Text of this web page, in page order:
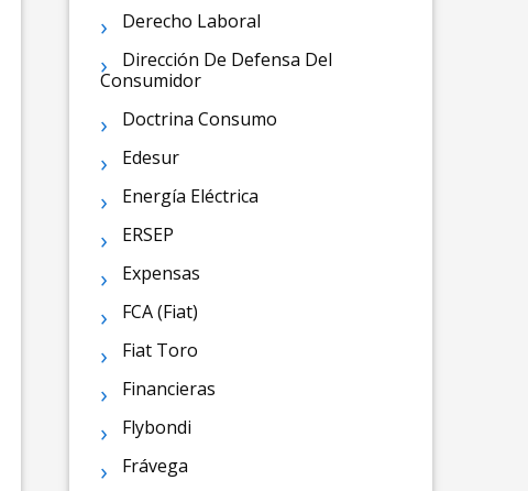
Derecho Laboral
Dirección De Defensa Del
Consumidor
Doctrina Consumo
Edesur
Energía Eléctrica
ERSEP
Expensas
FCA (Fiat)
Fiat Toro
Financieras
Flybondi
Frávega